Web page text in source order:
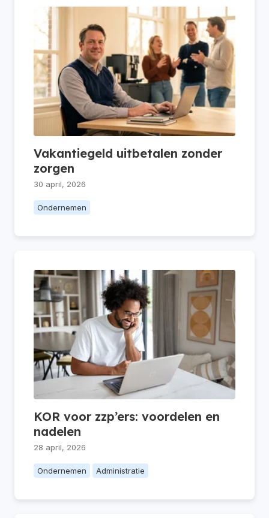
Vakantiegeld uitbetalen zonder
zorgen
30 april, 2026
Ondernemen
KOR voor zzp’ers: voordelen en
nadelen
28 april, 2026
Ondernemen Administratie